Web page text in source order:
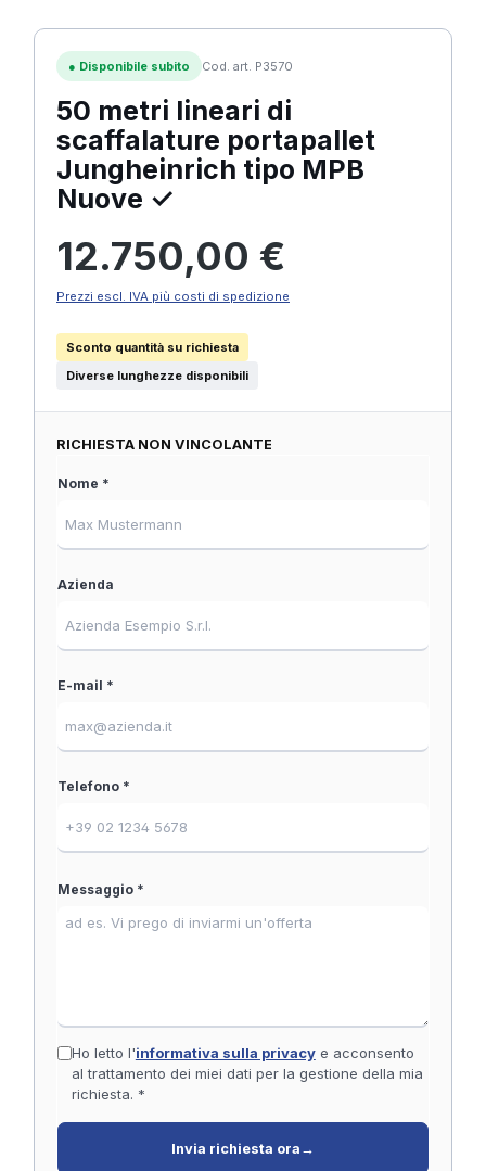
● Disponibile subito Cod. art. P3570
50 metri lineari di
scaffalature portapallet
Jungheinrich tipo MPB
Nuove ✓
12.750,00 €
Prezzi escl. IVA più costi di spedizione
Sconto quantità su richiesta
Diverse lunghezze disponibili
RICHIESTA NON VINCOLANTE
Nome *
Azienda
E-mail *
Telefono *
Messaggio *
Ho letto l'informativa sulla privacye acconsento
al trattamento dei miei dati per la gestione della mia
richiesta. *
Invia richiesta ora →